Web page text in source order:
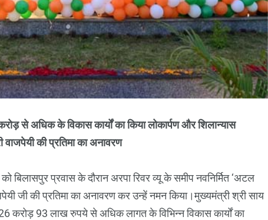
से अधिक के विकास कार्यों का किया लोकार्पण और शिलान्यास
वाजपेयी की प्रतिमा का अनावरण
बिलासपुर प्रवास के दौरान अरपा रिवर व्यू के समीप नवनिर्मित ‘अटल
जी की प्रतिमा का अनावरण कर उन्हें नमन किया।मुख्यमंत्री श्री साय
करोड़ 93 लाख रुपये से अधिक लागत के विभिन्न विकास कार्यों का